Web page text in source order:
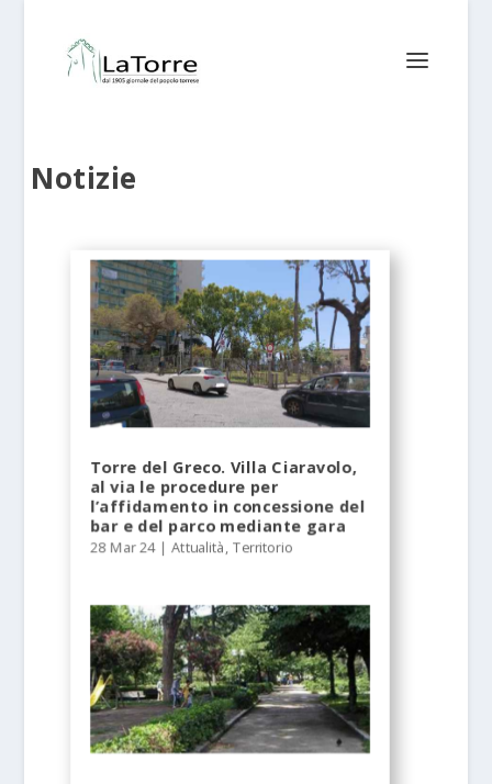
Notizie
Torre del Greco. Villa Ciaravolo,
al via le procedure per
l’affidamento in concessione del
bar e del parco mediante gara
28 Mar 24|Attualità ,Territorio